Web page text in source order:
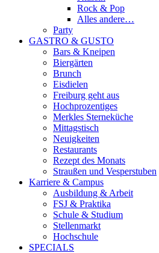
Rock & Pop
Alles andere…
Party
GASTRO & GUSTO
Bars & Kneipen
Biergärten
Brunch
Eisdielen
Freiburg geht aus
Hochprozentiges
Merkles Sterneküche
Mittagstisch
Neuigkeiten
Restaurants
Rezept des Monats
Straußen und Vesperstuben
Karriere & Campus
Ausbildung & Arbeit
FSJ & Praktika
Schule & Studium
Stellenmarkt
Hochschule
SPECIALS